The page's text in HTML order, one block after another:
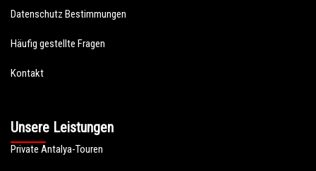
Datenschutz Bestimmungen
Häufig gestellte Fragen
Kontakt
Unsere Leistungen
Private Antalya-Touren